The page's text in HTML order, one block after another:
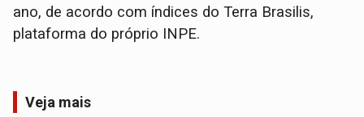
ano, de acordo com índices do Terra Brasilis,
plataforma do próprio INPE.
Veja mais